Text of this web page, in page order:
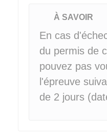
À SAVOIR
En cas
du permis de
pouvez pas
l'épreuve
de 2 jours